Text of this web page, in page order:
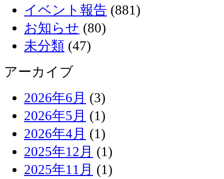
イベント報告 (881)
お知らせ (80)
未分類 (47)
アーカイブ
2026年6月 (3)
2026年5月 (1)
2026年4月 (1)
2025年12月 (1)
2025年11月 (1)